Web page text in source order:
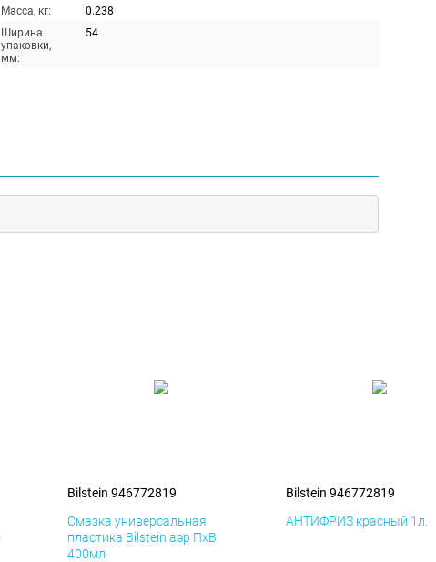
Масса, кг:
0.238
Ширина
упаковки,
мм:
54
Bilstein 946772819
Смазка универсальная
пластика Bilstein аэр ПхВ
400мл
Bilstein 946772819
АНТИФРИЗ красный 1л.